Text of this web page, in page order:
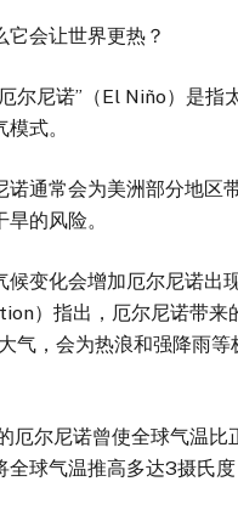
会让世界更热？
尼诺”（El Niño）是指
式。
常会为美洲部分地区
的风险。
变化会增加厄尔尼诺出
）指出，厄尔尼诺带来
气，会为热浪和强降雨
尔尼诺曾使全球气温比
球气温推高多达3摄氏度